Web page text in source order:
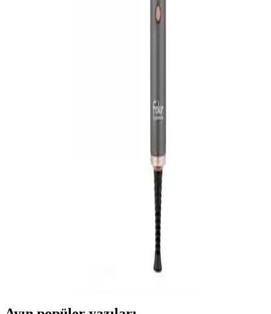
Sinbo saç maşası, hızlı ısınma, ayarlanabilir sıcaklık ve güvenlik
şekillendirmede yüksek performans sağlar. Isı ayarları ve teknolojik
özellikleriyle modern yaşamda ideal tercih.
Gelişmiş Teknoloji ile Saç Şekillendirme
Arzum Vanessa saç maşası, hızlı ısınma, kontrollü ısı ayarları ve şık
tasarımıyla saç şekillendirmede güvenilir ve pratik bir seçenek
Media Markt Saç Maşası: Güvenilir ve Pratik
Elektronik Kişisel Bakım Ürünü
Media Markt saç maşaları, hızlı ısıtma, ayarlanabilir sıcaklık ve
güvenlik özellikleriyle pratik ve güvenilir kişisel bakım cihazları